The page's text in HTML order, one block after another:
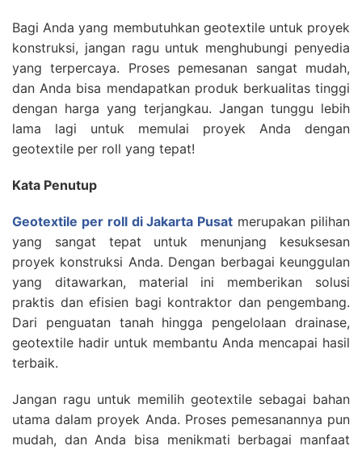
Bagi Anda yang membutuhkan geotextile untuk proyek
konstruksi, jangan ragu untuk menghubungi penyedia
yang terpercaya. Proses pemesanan sangat mudah,
dan Anda bisa mendapatkan produk berkualitas tinggi
dengan harga yang terjangkau. Jangan tunggu lebih
lama lagi untuk memulai proyek Anda dengan
geotextile per roll yang tepat!
Kata Penutup
Geotextile per roll di Jakarta Pusat merupakan pilihan
yang sangat tepat untuk menunjang kesuksesan
proyek konstruksi Anda. Dengan berbagai keunggulan
yang ditawarkan, material ini memberikan solusi
praktis dan efisien bagi kontraktor dan pengembang.
Dari penguatan tanah hingga pengelolaan drainase,
geotextile hadir untuk membantu Anda mencapai hasil
terbaik.
Jangan ragu untuk memilih geotextile sebagai bahan
utama dalam proyek Anda. Proses pemesanannya pun
mudah, dan Anda bisa menikmati berbagai manfaat